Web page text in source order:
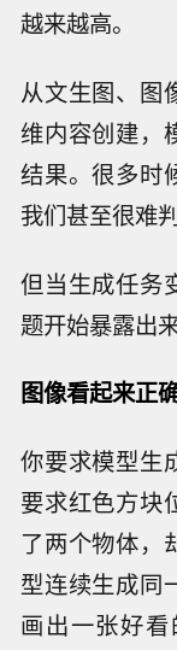
越来越高。
从文生图、图
维内容创建，
结果。很多时
我们甚至很难
但当生成任务
题开始暴露出来
图像看起来正
你要求模型生
要求红色方块
了两个物体，
型连续生成同
画出一张好